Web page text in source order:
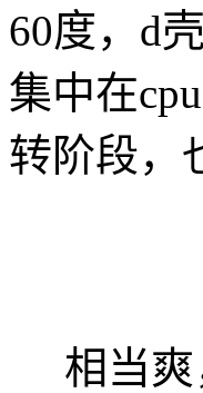
60度，d
集中在
转阶段，
相当爽